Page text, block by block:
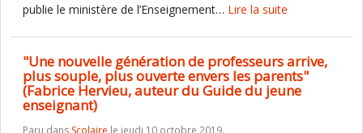
publie le ministère de l’Enseignement… Lire la suite
"Une nouvelle génération de professeurs arrive,
plus souple, plus ouverte envers les parents"
(Fabrice Hervieu, auteur du Guide du jeune
enseignant)
Paru dans Scolaire le jeudi 10 octobre 2019.